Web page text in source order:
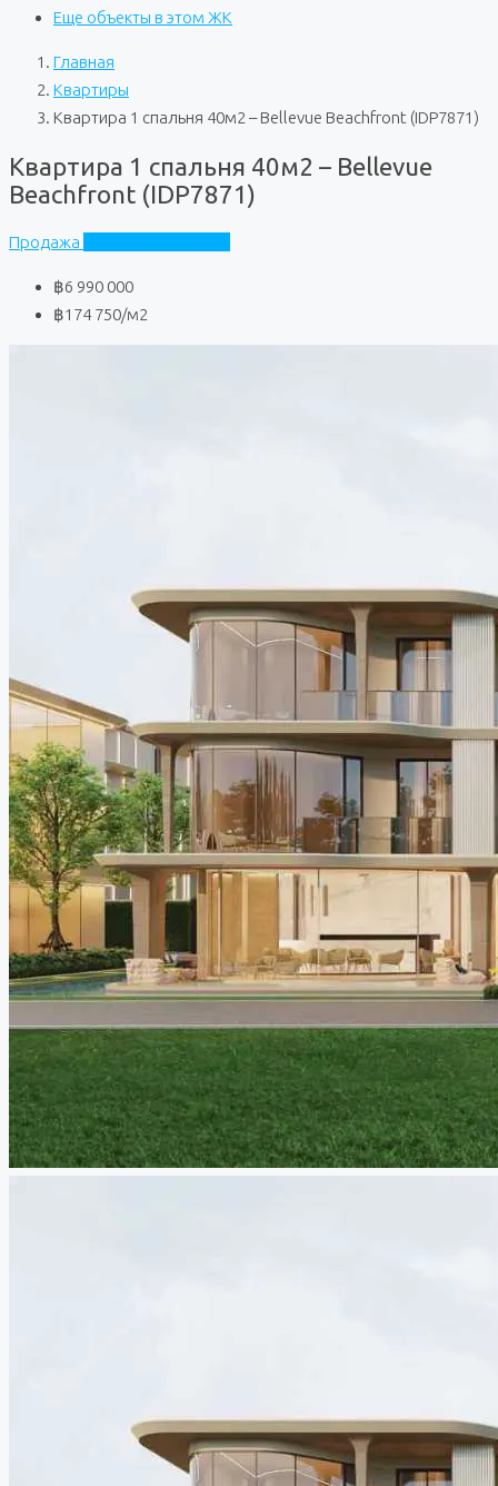
Еще объекты в этом ЖК
Главная
Квартиры
Квартира 1 спальня 40м2 – Bellevue Beachfront (IDP7871)
Квартира 1 спальня 40м2 – Bellevue
Beachfront (IDP7871)
Продажа
฿6 990 000
฿174 750/м2